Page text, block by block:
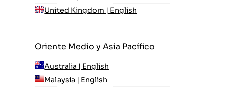
United Kingdom | English
Oriente Medio y Asia Pacífico
Australia | English
Malaysia | English